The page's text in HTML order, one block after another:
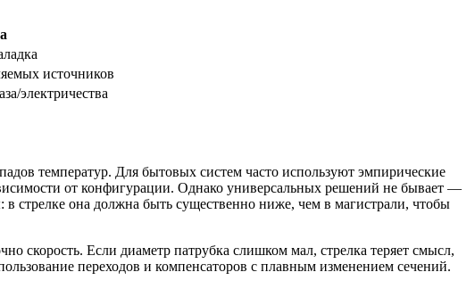
источников
электричества
температур. Для бытовых систем часто используют эмпирические
от конфигурации. Однако универсальных решений не бывает —
стрелке она должна быть существенно ниже, чем в магистрали, чтобы
скорость. Если диаметр патрубка слишком мал, стрелка теряет смысл,
переходов и компенсаторов с плавным изменением сечений.